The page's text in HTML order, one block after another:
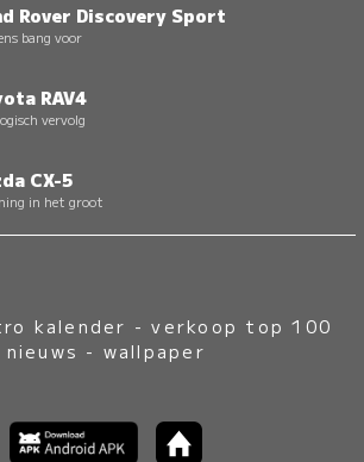
Rover Discovery Sport
bang voor
RAV4
vervolg
CX-5
in het groot
kalender -verkoop top 100
nieuws - wallpaper